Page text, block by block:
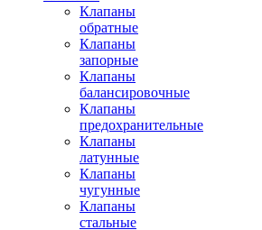
Клапаны
обратные
Клапаны
запорные
Клапаны
балансировочные
Клапаны
предохранительные
Клапаны
латунные
Клапаны
чугунные
Клапаны
стальные